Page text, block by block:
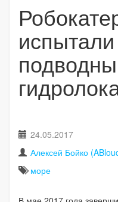
24.05.2017
Алексей Бойко
море